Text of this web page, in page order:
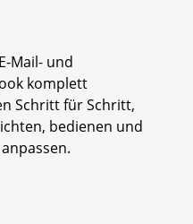
Mail- und
komplett
Schritt für Schritt,
bedienen und